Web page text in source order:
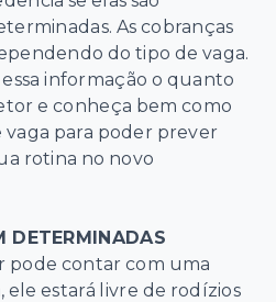
As cobranças
do tipo de vaga.
informação o quanto
e conheça bem como
para poder prever
rotina no novo
DETERMINADAS
pode contar com uma
ele estará livre de rodízios